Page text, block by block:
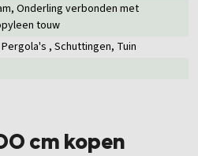
cm kopen
, Onderling verbonden met
touw
, Schuttingen, Tuin